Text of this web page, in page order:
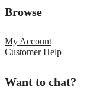
Browse
My Account
Customer Help
Want to chat?